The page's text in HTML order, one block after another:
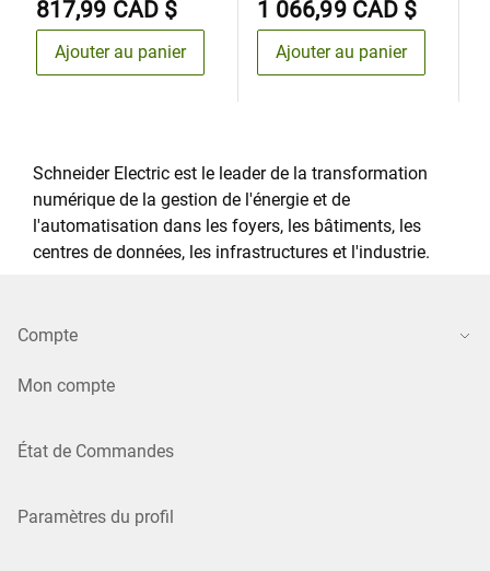
817,99 CAD $
Ajouter au panier
1 066,99 CAD $
Ajouter au panier
Schneider Electric est le leader de la transformation
numérique de la gestion de l'énergie et de
l'automatisation dans les foyers, les bâtiments, les
centres de données, les infrastructures et l'industrie.
Compte
Mon compte
État de Commandes
Paramètres du profil